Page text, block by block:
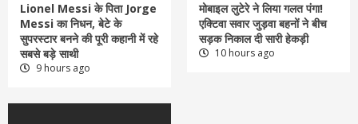
Lionel Messi के पिता Jorge
Messi का निधन, बेटे के
सुपरस्टार बनने की पूरी कहानी में रहे
सबसे बड़े साथी
9 hours ago
मोबाइल लुटेरे ने लिया गलत पंगा!
एक्टिवा सवार जुड़वा बहनों ने बीच
सड़क निकाल दी सारी हेकड़ी
10 hours ago